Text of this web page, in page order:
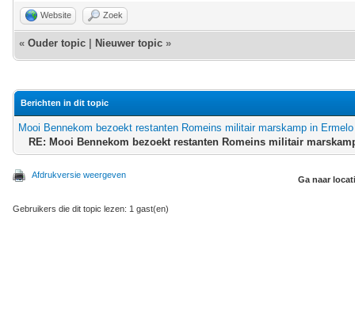
Website Zoek
« Ouder topic Nieuwer topic »
Berichten in dit topic
Mooi Bennekom bezoekt restanten Romeins militair marskamp in Ermelo
RE: Mooi Bennekom bezoekt restanten Romeins militair
Afdrukversie weergeven Ga naar
Gebruikers die dit topic lezen: 1 gast(en)